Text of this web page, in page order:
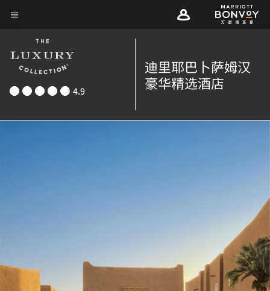
Skip
content
4.9
迪里耶巴卜萨姆汉
豪华精选酒店